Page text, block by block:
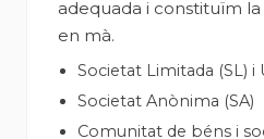
adequada i constituïm
en mà.
Societat Limitada (SL) i
Societat Anònima (SA)
Comunitat de béns i